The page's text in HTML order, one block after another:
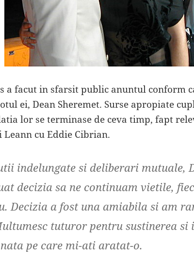
a facut in sfarsit public anuntul conform
ei, Dean Sheremet. Surse apropiate
lor se terminase de ceva timp, fapt
cu Eddie Cibrian.
indelungate si deliberari mutuale,
decizia sa ne continuam vietile,
Decizia a fost una amiabila si am
tuturor pentru sustinerea si
pe care mi-ati aratat-o.